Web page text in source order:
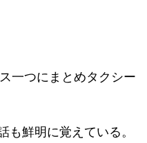
一つにまとめタクシー
も鮮明に覚えている。